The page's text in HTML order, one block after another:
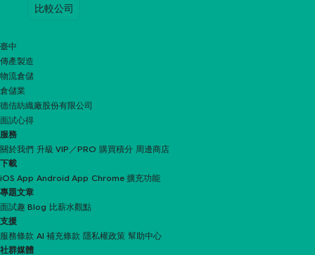
比較公司
臺中
傳產製造
物流倉儲
倉儲業
德佶紡織廠股份有限公司
面試心得
服務
關於我們 升級 VIP／PRO 購買積分 周邊商店
下載
iOS App Android App Chrome 擴充功能
專題文章
面試趣 Blog 比薪水觀點
支援
服務條款 AI 補充條款 隱私權政策 幫助中心
社群媒體